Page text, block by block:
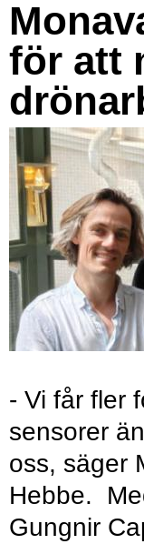
för att
- Vi får fler
sensorer
oss, säger
Hebbe.
Gungnir